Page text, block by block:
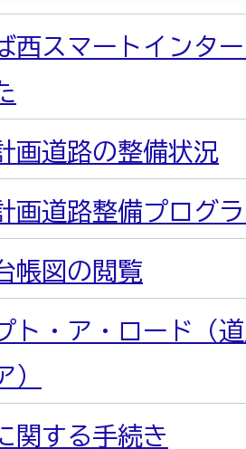
西スマートインタ
画道路の整備状況
画道路整備プログ
帳図の閲覧
ト・ア・ロード（
）
関する手続き